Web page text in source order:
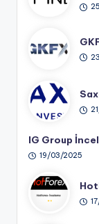
IG Group
19/03/2025